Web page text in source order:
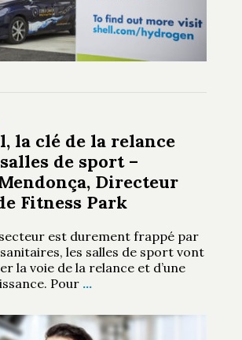
la clé de la relance
de sport –
Directeur
Fitness Park
est durement frappé par
les salles de sport vont
la voie de la relance et d’une
Pour …